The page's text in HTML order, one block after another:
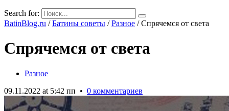
Search for:
BatinBlog.ru /Батины советы /Разное /Спрячемся от света
Спрячемся от света
Разное
09.11.2022 at 5:42 пп • 0 комментариев